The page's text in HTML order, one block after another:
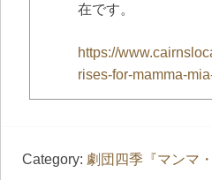
在です。
https://
rises-for-mamma-
Category: 劇団四季『マンマ